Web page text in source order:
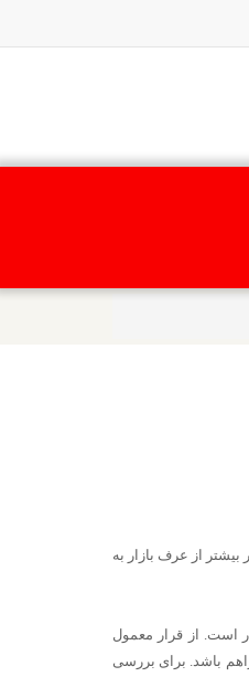
از عرف بازار به
است. از قرار معمول
باشد. برای بررسی